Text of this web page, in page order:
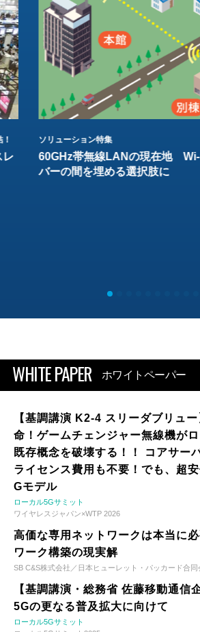
レ
ソリューション特集
60GHz帯無線LANの現在地 Wi-
バーの間を埋める選択肢に
WHITE PAPER ホワイトペーパー
【基調講演 K2-4 スリーダブリュ
命！ゲームチェンジャー無線機が
既存概念を破壊する！！ コアサー
ライセンス費用も不要！でも、超
Gモデル
ローカル5Gサミット
ワイヤレスジャパン×WTP 2026
高価な専用ネットワークは本当に
ワーク構築の現実解
SB C&S株式会社／日本ヒューレット・パッカード合同
【基調講演・総務省 佐藤移動通信
5Gの更なる普及拡大に向けて
ローカル5Gサミット